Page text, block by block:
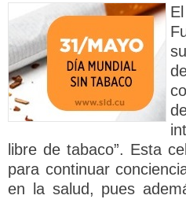
libre de tabaco”. Esta
para continuar
en la salud, pues